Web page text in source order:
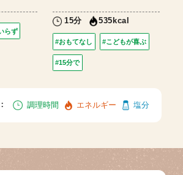
らず
15分 535kcal
#おもてなし #こどもが喜ぶ
#15分で
調理時間 エネルギー 塩分